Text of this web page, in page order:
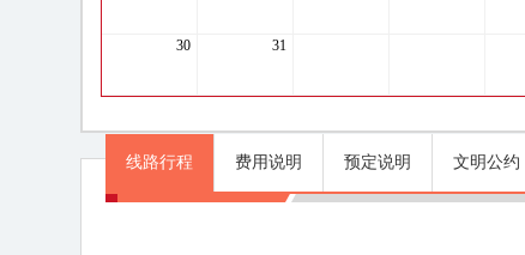
30 31
线路行程 费用说明 预定说明 文明公约